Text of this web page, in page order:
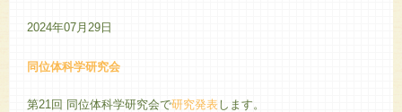
2024年07月29日
同位体科学研究会
第21回 同位体科学研究会で研究発表します。